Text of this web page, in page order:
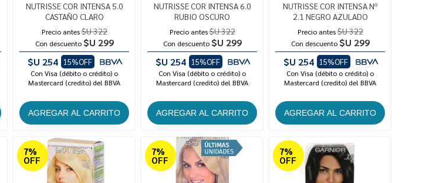
NUTRISSE COR INTENSA 5.0
CASTAÑO CLARO
Precio antes$U 322
Con descuento $U 299
$U 254
15%OFF
Con Visa (débito o crédito) o
Mastercard (credito) del BBVA
NUTRISSE COR INTENSA 6.0
RUBIO OSCURO
Precio antes$U 322
Con descuento $U 299
$U 254
15%OFF
Con Visa (débito o crédito) o
Mastercard (credito) del BBVA
NUTRISSE COR INTENSA Nº
2.1 NEGRO AZULADO
Precio antes$U 322
Con descuento $U 299
$U 254
15%OFF
Con Visa (débito o crédito) o
Mastercard (credito) del BBVA
7%
OFF
7%
OFF
7%
OFF